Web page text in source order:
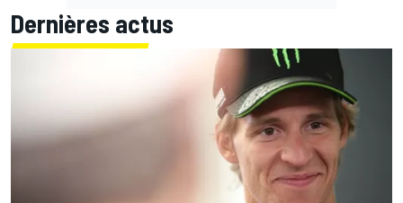
Dernières actus